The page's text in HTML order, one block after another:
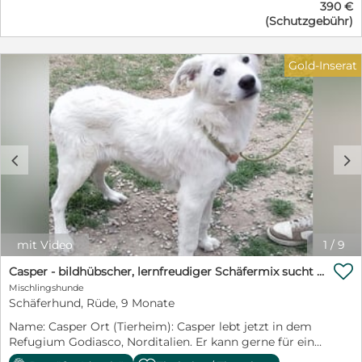
treuen Begleiter suchen, der mit Ihnen durch dick und
dünn geht, ist einer der beiden (oder beide!) genau
richtig. Die beiden befinden sich auf unserer
Pflegestelle in Thüringen/Eisenach und können dort
jederzeit kennengelernt werden.
390 €
(Schutzgebühr)
1 / 9
c d
mit Video
Gold-Inserat
Casper - bildhübscher, lernfreudiger Schäfermix sucht sein Glück
Mischlingshunde
Schäferhund, Rüde, 9 Monate
Name: Casper Ort (Tierheim): Casper lebt jetzt in dem
Refugium Godiasco, Norditalien. Er kann gerne für eine
Adoption nach Deutschland reisen. Rasse: Mischling
